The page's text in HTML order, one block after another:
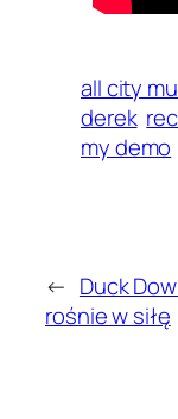
all city
derek
my demo
← Duck
rośnie w siłę